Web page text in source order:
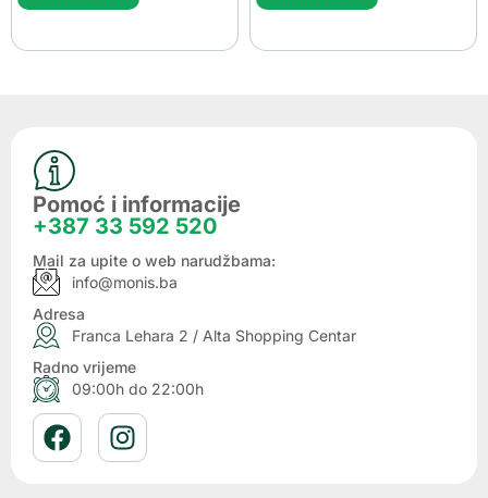
Pomoć i informacije
+387 33 592 520
Mail za upite o web narudžbama:
info@monis.ba
Adresa
Franca Lehara 2 / Alta Shopping Centar
Radno vrijeme
09:00h do 22:00h